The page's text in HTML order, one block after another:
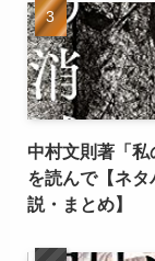
中村文則著「私
を読んで【ネタ
説・まとめ】